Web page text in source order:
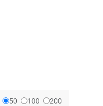
50 100 200